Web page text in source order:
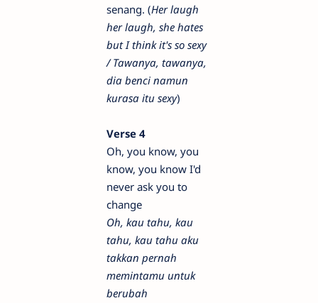
senang. (Her laugh
her laugh, she hates
but I think it's so sexy
/ Tawanya, tawanya,
dia benci namun
kurasa itu sexy)
Verse 4
Oh, you know, you
know, you know I'd
never ask you to
change
Oh, kau tahu, kau
tahu, kau tahu aku
takkan pernah
memintamu untuk
berubah